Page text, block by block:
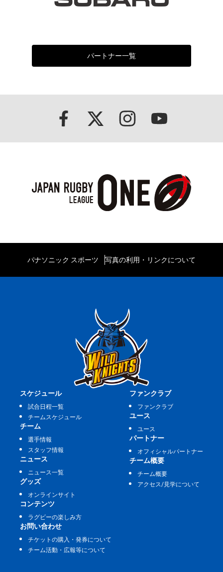
パートナー一覧
パナソニック スポーツ 写真の利用・リンクについて
スケジュール
試合日程一覧
チームスケジュール
チーム
選手情報
スタッフ情報
ニュース
ニュース一覧
グッズ
オンラインサイト
ファンクラブ
ファンクラブ
ユース
ユース
パートナー
オフィシャルパートナー
チーム概要
チーム概要
アクセス/見学について
コンテンツ
ラグビーの楽しみ方
お問い合わせ
チケットの購入・発券について
チーム活動・広報等について